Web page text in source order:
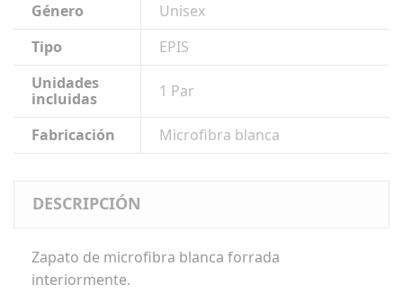
Género
Unisex
Tipo
EPIS
Unidades
incluidas
1 Par
Fabricación Microfibra blanca
DESCRIPCIÓN
Zapato de microfibra blanca forrada
interiormente.